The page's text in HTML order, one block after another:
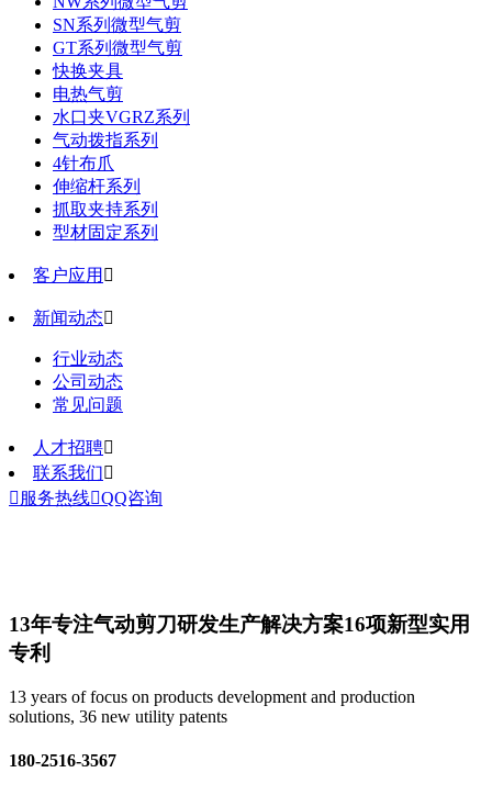
SN系列微型气剪
GT系列微型气剪
快换夹具
电热气剪
水口夹VGRZ系列
气动拨指系列
4针布爪
伸缩杆系列
抓取夹持系列
型材固定系列
客户应用 
新闻动态
行业动态
公司动态
常见问题
人才招聘
联系我们
 服务热线QQ咨询
13年专注气动剪刀研发生产解决方案16项新型实用
专利
13 years of focus on products development and production
solutions, 36 new utility patents
180-2516-3567